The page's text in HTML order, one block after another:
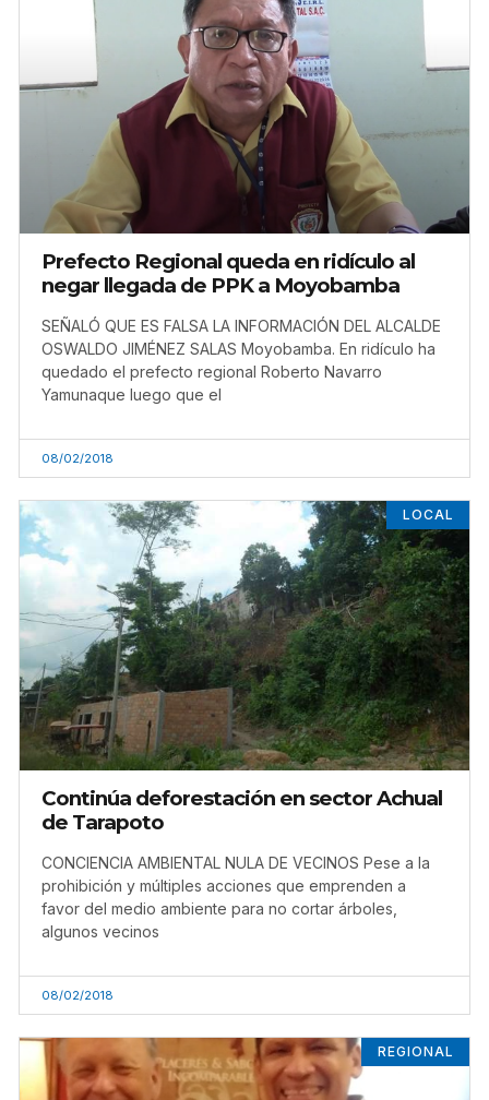
Prefecto Regional queda en ridículo al
negar llegada de PPK a Moyobamba
SEÑALÓ QUE ES FALSA LA INFORMACIÓN DEL ALCALDE
OSWALDO JIMÉNEZ SALAS Moyobamba. En ridículo ha
quedado el prefecto regional Roberto Navarro
Yamunaque luego que el
08/02/2018
LOCAL
Continúa deforestación en sector Achual
de Tarapoto
CONCIENCIA AMBIENTAL NULA DE VECINOS Pese a la
prohibición y múltiples acciones que emprenden a
favor del medio ambiente para no cortar árboles,
algunos vecinos
08/02/2018
REGIONAL